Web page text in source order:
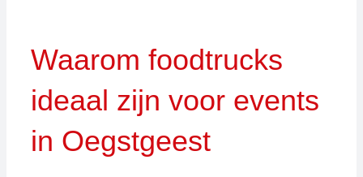
Waarom foodtrucks
ideaal zijn voor events
in Oegstgeest